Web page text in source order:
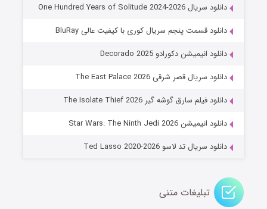
خاندان اژدها فصل ۳
قسمت۶ (زیرنویس) منتشر شد
دانلود سریال One Hundred Years of Solitude 2024-2026
دانلود قسمت پنجم سریال کوری با کیفیت عالی BluRay
دانلود انیمیشن دکورادو Decorado 2025
دانلود سریال قصر شرقی The East Palace 2026
دانلود فیلم سارق گوشه گیر The Isolate Thief 2026
دانلود انیمیشن Star Wars: The Ninth Jedi 2026
دانلود سریال تد لاسو Ted Lasso 2020-2026
تبلیغات متنی